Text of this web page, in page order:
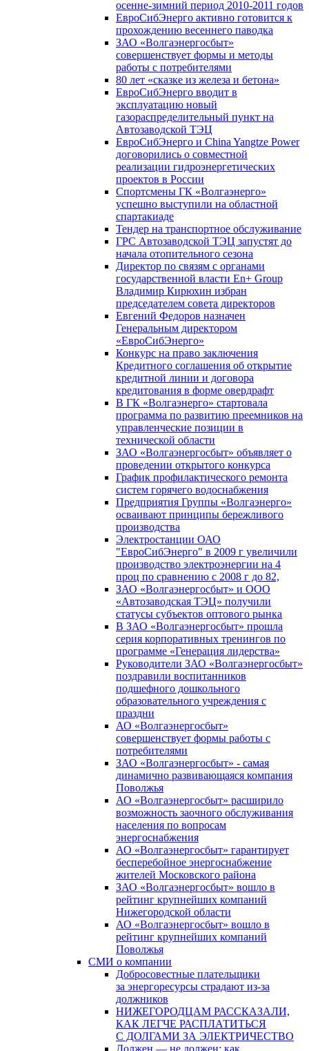
осенне-зимний период 2010-2011 годов
ЕвроСибЭнерго активно готовится к
прохождению весеннего паводка
ЗАО «Волгаэнергосбыт»
совершенствует формы и методы
работы с потребителями
80 лет «сказке из железа и бетона»
ЕвроСибЭнерго вводит в
эксплуатацию новый
газораспределительный пункт на
Автозаводской ТЭЦ
ЕвроСибЭнерго и China Yangtze Power
договорились о совместной
реализации гидроэнергетических
проектов в России
Спортсмены ГК «Волгаэнерго»
успешно выступили на областной
спартакиаде
Тендер на транспортное обслуживание
ГРС Автозаводской ТЭЦ запустят до
начала отопительного сезона
Директор по связям с органами
государственной власти En+ Group
Владимир Кирюхин избран
председателем совета директоров
Евгений Федоров назначен
Генеральным директором
«ЕвроСибЭнерго»
Конкурс на право заключения
Кредитного соглашения об открытие
кредитной линии и договора
кредитования в форме овердрафт
В ГК «Волгаэнерго» стартовала
программа по развитию преемников на
управленческие позиции в
технической области
ЗАО «Волгаэнергосбыт» объявляет о
проведении открытого конкурса
График профилактического ремонта
систем горячего водоснабжения
Предприятия Группы «Волгаэнерго»
осваивают принципы бережливого
производства
Электростанции ОАО
"ЕвроСибЭнерго" в 2009 г увеличили
производство электроэнергии на 4
проц по сравнению с 2008 г до 82,
ЗАО «Волгаэнергосбыт» и ООО
«Автозаводская ТЭЦ» получили
статусы субъектов оптового рынка
В ЗАО «Волгаэнергосбыт» прошла
серия корпоративных тренингов по
программе «Генерация лидерства»
Руководители ЗАО «Волгаэнергосбыт»
поздравили воспитанников
подшефного дошкольного
образовательного учреждения с
праздни
АО «Волгаэнергосбыт»
совершенствует формы работы с
потребителями
ЗАО «Волгаэнергосбыт» - самая
динамично развивающаяся компания
Поволжья
АО «Волгаэнергосбыт» расширило
возможность заочного обслуживания
населения по вопросам
энергоснабжения
АО «Волгаэнергосбыт» гарантирует
бесперебойное энергоснабжение
жителей Московского района
ЗАО «Волгаэнергосбыт» вошло в
рейтинг крупнейших компаний
Нижегородской области
АО «Волгаэнергосбыт» вошло в
рейтинг крупнейших компаний
Поволжья
СМИ о компании
Добросовестные плательщики
за энергоресурсы страдают из-за
должников
НИЖЕГОРОДЦАМ РАССКАЗАЛИ,
КАК ЛЕГЧЕ РАСПЛАТИТЬСЯ
С ДОЛГАМИ ЗА ЭЛЕКТРИЧЕСТВО